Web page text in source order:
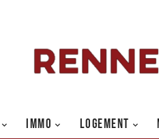
IMMO LOGEMENT